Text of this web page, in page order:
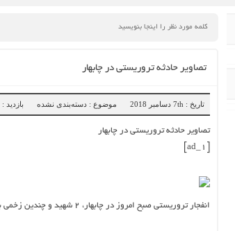
تصاویر حادثه تروریستی در چابهار
تاریخ : 7th دسامبر 2018 موضوع : دسته‌بندی نشده بازدید :
تصاویر حادثه تروریستی در چابهار
انفجار تروریستی صبح امروز در چابهار، ۲ شهید و چندین زخمی برجای گذاشت.